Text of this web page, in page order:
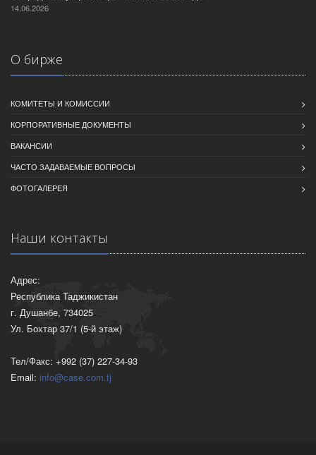
14.06.2026
О бирже
КОМИТЕТЫ И КОМИССИИ
КОРПОРАТИВНЫЕ ДОКУМЕНТЫ
ВАКАНСИИ
ЧАСТО ЗАДАВАЕМЫЕ ВОПРОСЫ
ФОТОГАЛЕРЕЯ
Наши контакты
Адрес:
Республика Таджикистан
г. Душанбе, 734025
Ул. Бохтар 37/1 (5-й этаж)
Тел/Факс: +992 (37) 227-34-93
Email: info@case.com.tj